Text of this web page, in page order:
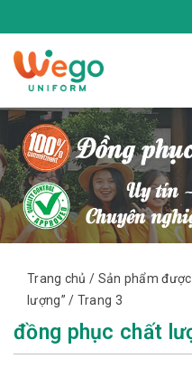
Trang chủ / Sản phẩm
lượng” / Trang 3
đồng phục chất